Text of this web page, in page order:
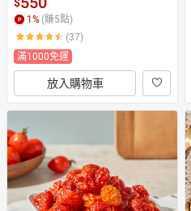
1% (賺5點)
(37)
滿1000免運
放入購物車